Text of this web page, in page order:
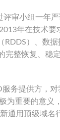
审小组一年
年在技术
RDDS）、数
整恢复、稳
务提供方，
为重要的意
通用顶级域名